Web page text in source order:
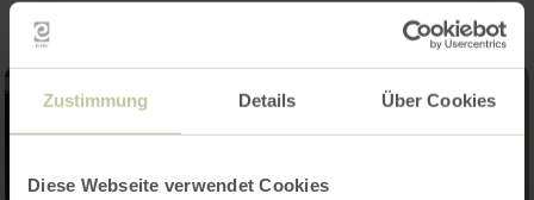
Zustimmung Details Über Cookies
Diese Webseite verwendet Cookies